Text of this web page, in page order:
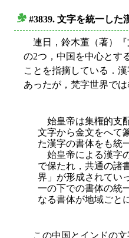
#3839. 文字を統一した
連日，鈴木董（著）『
の2つ，中国を中心とす
ことを指摘している．
あったが，梵字世界で
始皇帝は集権的支
文字から金文をへて
た漢字の書体をも統
始皇帝による漢字
で保たれ，共通の諸
界」が形成されてい
一の下での書体の統
なる書体が地域ごと
この中国とインドの文